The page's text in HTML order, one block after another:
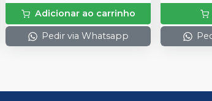
Adicionar ao carrinho
Pedir via Whatsapp
Amarelas